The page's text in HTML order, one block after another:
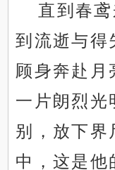
直到春
到流逝与得
顾身奔赴月
一片朗烈光
别，放下界
中，这是他